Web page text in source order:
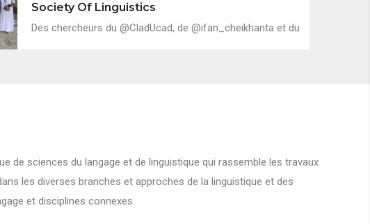
Society Of Linguistics
Des chercheurs du @CladUcad, de @ifan_cheikhanta et du
de sciences du langage et de linguistique qui rassemble les travaux
les diverses branches et approches de la linguistique et des
et disciplines connexes.